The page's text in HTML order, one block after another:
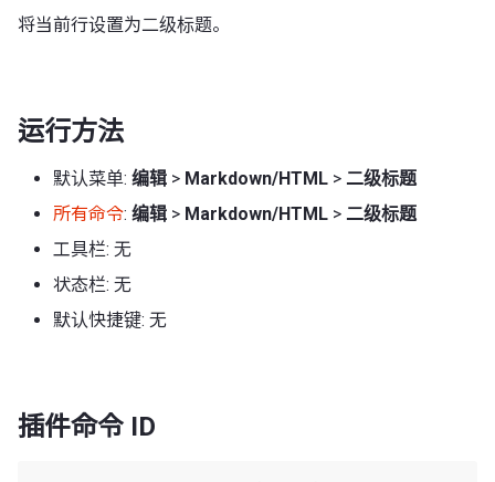
将当前行设置为二级标题。
运行方法
默认菜单: 编辑 > Markdown/HTML > 二级标题
所有命令: 编辑 > Markdown/HTML > 二级标题
工具栏: 无
状态栏: 无
默认快捷键: 无
插件命令 ID